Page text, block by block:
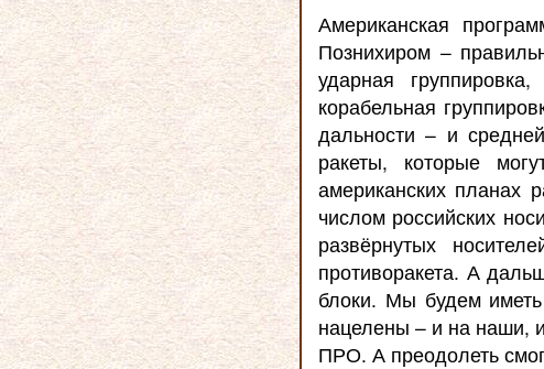
Американская
Познихиром –
ударная
корабельная
дальности – и
ракеты, которые
американских планах
числом российских
развёрнутых
противоракета. А
блоки. Мы будем
нацелены – и на наши,
ПРО. А преодолеть